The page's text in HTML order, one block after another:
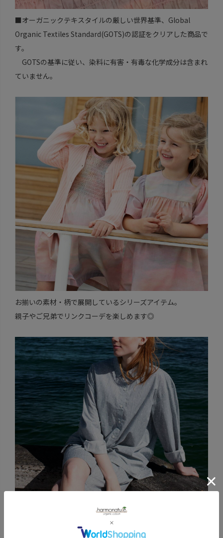
■オーガニックテキスタイルの厳しい世界基準、Global
Organic Textiles Standard(GOTS)の認証をクリアした商品で
す。
GOTSの基準に従い、染料に有害・有毒な化学成分は含まれ
ていません。
お揃いの素材・柄で展開しているシリーズアイテム。
親子やご兄弟でリンクコーデを楽しめます◎